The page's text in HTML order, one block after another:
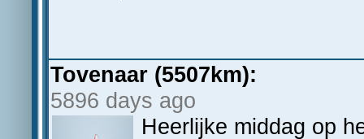
Tovenaar (5507km):
5896 days ago
Heerlijke middag op